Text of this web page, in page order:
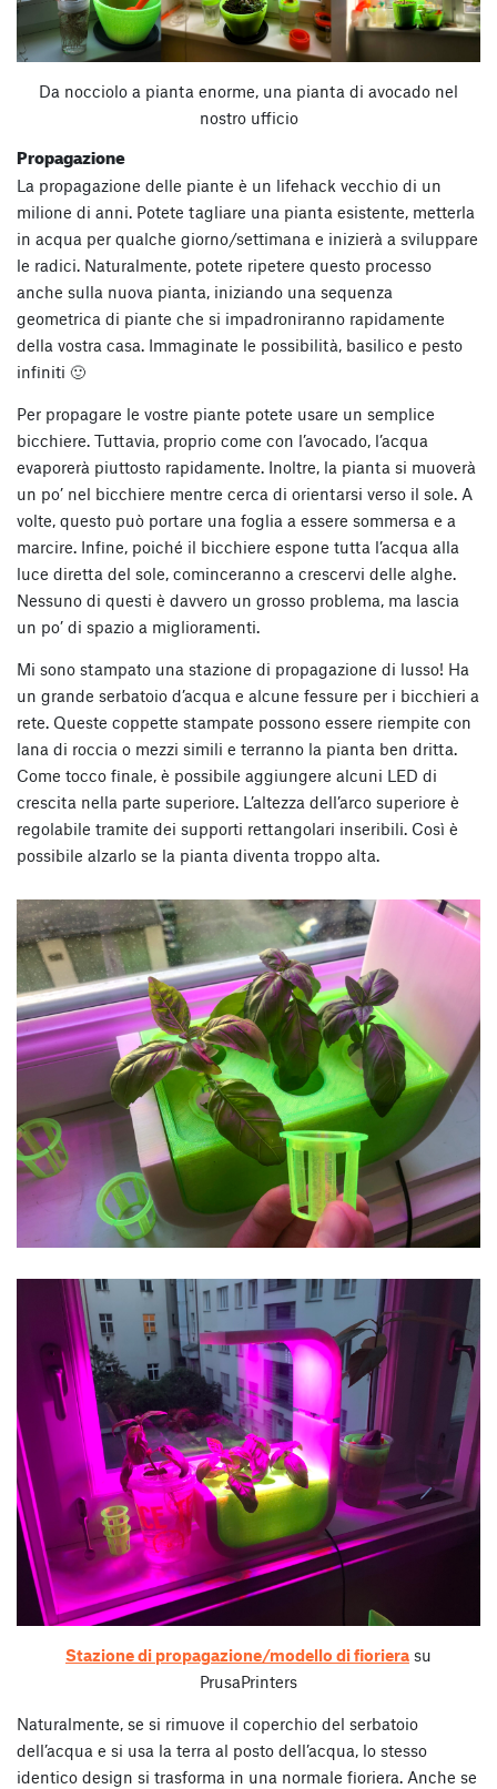
Da nocciolo a pianta enorme, una pianta di avocado nel
nostro ufficio
Propagazione
La propagazione delle piante è un lifehack vecchio di un
milione di anni. Potete tagliare una pianta esistente, metterla
in acqua per qualche giorno/settimana e inizierà a sviluppare
le radici. Naturalmente, potete ripetere questo processo
anche sulla nuova pianta, iniziando una sequenza
geometrica di piante che si impadroniranno rapidamente
della vostra casa. Immaginate le possibilità, basilico e pesto
infiniti 🙂
Per propagare le vostre piante potete usare un semplice
bicchiere. Tuttavia, proprio come con l’avocado, l’acqua
evaporerà piuttosto rapidamente. Inoltre, la pianta si muoverà
un po’ nel bicchiere mentre cerca di orientarsi verso il sole. A
volte, questo può portare una foglia a essere sommersa e a
marcire. Infine, poiché il bicchiere espone tutta l’acqua alla
luce diretta del sole, cominceranno a crescervi delle alghe.
Nessuno di questi è davvero un grosso problema, ma lascia
un po’ di spazio a miglioramenti.
Mi sono stampato una stazione di propagazione di lusso! Ha
un grande serbatoio d’acqua e alcune fessure per i bicchieri a
rete. Queste coppette stampate possono essere riempite con
lana di roccia o mezzi simili e terranno la pianta ben dritta.
Come tocco finale, è possibile aggiungere alcuni LED di
crescita nella parte superiore. L’altezza dell’arco superiore è
regolabile tramite dei supporti rettangolari inseribili. Così è
possibile alzarlo se la pianta diventa troppo alta.
Stazione di propagazione/modello di fioriera su
PrusaPrinters
Naturalmente, se si rimuove il coperchio del serbatoio
dell’acqua e si usa la terra al posto dell’acqua, lo stesso
identico design si trasforma in una normale fioriera. Anche se